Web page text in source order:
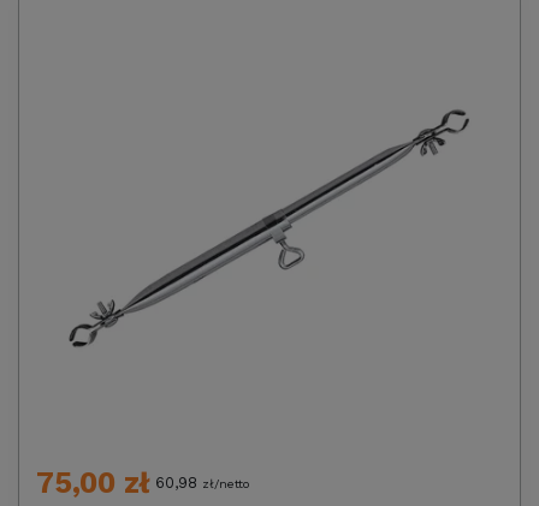
75,00 zł 60,98 zł/netto